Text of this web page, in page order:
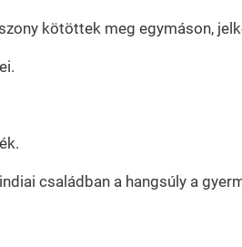
kötöttek meg egymáson,
családban a hangsúly a